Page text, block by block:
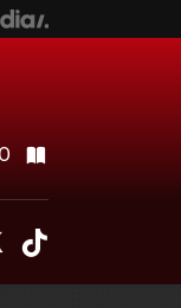
Twitter